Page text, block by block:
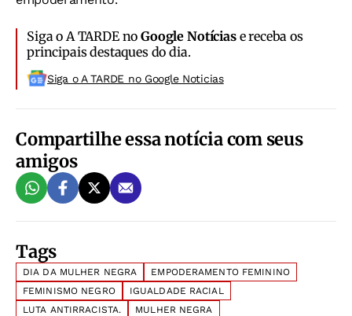
Siga o A TARDE noGoogle Notíciase receba os
principais destaques do dia.
Siga o A TARDE no Google Noticias
Compartilhe essa notícia com seus
amigos
Tags
DIA DA MULHER NEGRA
EMPODERAMENTO FEMININO
FEMINISMO NEGRO
IGUALDADE RACIAL
LUTA ANTIRRACISTA.
MULHER NEGRA